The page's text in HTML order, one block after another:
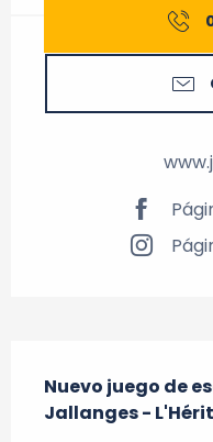
Nuevo juego de
Jallanges -